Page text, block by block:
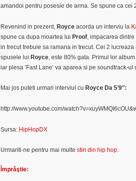
amandoi pentru posesie de arma. Se spune ca
Revenind in prezent, Royce acorda un interviu la
spune ca dupa moartea lui Proof , impacarea dintre
in trecut trebuie sa ramana in trecut. Cei 2
spusele lui Royce , este 80% gata. Primul lor
iar piesa ‘Fast Lane‘ va aparea si pe soundtrack-
Mai jos puteti urmari interviul cu Royce Da 5’9″:
http://www.youtube.com/
Sursa: HipHopDX
Urmariti-ne pentru mai multe stiri din hip hop.
Împrăştie: